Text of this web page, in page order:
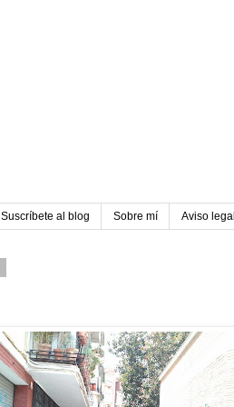
Suscríbete al blog Sobre mí Aviso legal